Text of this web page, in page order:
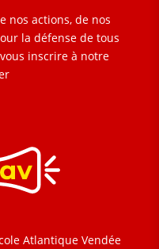
nos actions, de nos
la défense de tous
inscrire à notre
Atlantique Vendée